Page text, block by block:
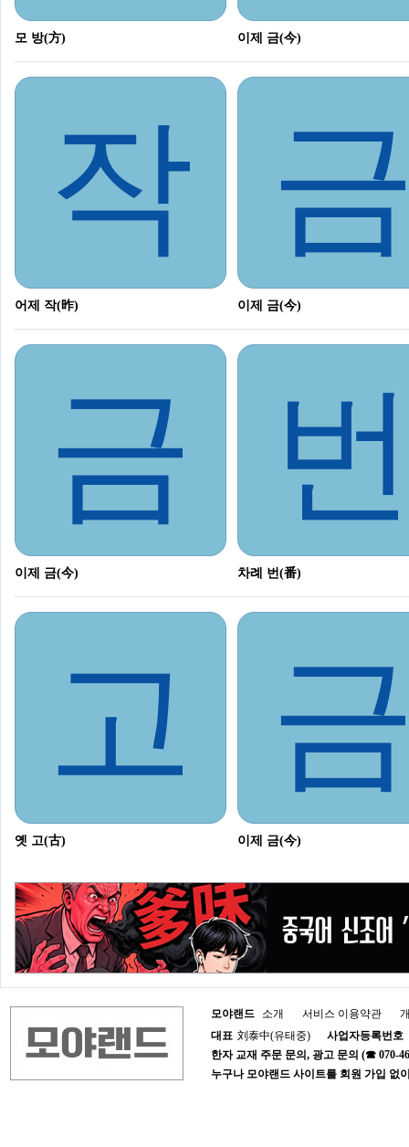
모 방(方) 이제 금(今)
작
어제 작(昨) 이제 금(今)
금
이제 금(今) 차례 번(番)
고
옛 고(古) 이제 금(今)
모야랜드 소개 서비스 이용약관
대표 刘泰中(유태중) 사업자등록번호
한자 교재 주문 문의, 광고 문의 (☎ 070-
누구나 모야랜드 사이트를 회원 가입 없